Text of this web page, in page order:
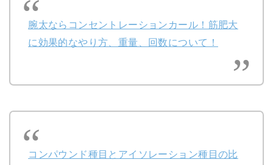
腕太ならコンセントレーションカール！筋肥大
に効果的なやり方、重量、回数について！
コンパウンド種目とアイソレーション種目の比